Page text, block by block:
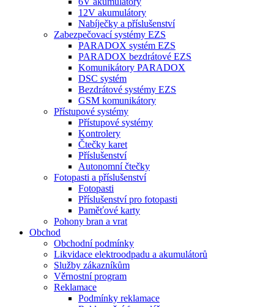
12V akumulátory
Nabíječky a příslušenství
Zabezpečovací systémy EZS
PARADOX systém EZS
PARADOX bezdrátové EZS
Komunikátory PARADOX
DSC systém
Bezdrátové systémy EZS
GSM komunikátory
Přístupové systémy
Přístupové systémy
Kontrolery
Čtečky karet
Příslušenství
Autonomní čtečky
Fotopasti a příslušenství
Fotopasti
Příslušenství pro fotopasti
Paměťové karty
Pohony bran a vrat
Obchod
Obchodní podmínky
Likvidace elektroodpadu a akumulátorů
Služby zákazníkům
Věrnostní program
Reklamace
Podmínky reklamace